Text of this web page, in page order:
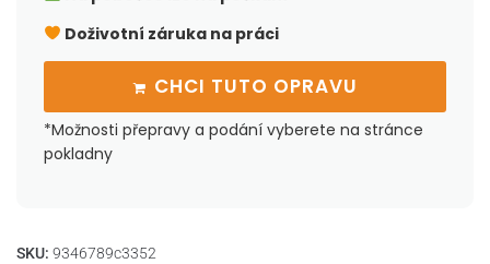
Doživotní záruka na práci
CHCI TUTO OPRAVU
*Možnosti přepravy a podání vyberete na stránce
pokladny
SKU: 9346789c3352